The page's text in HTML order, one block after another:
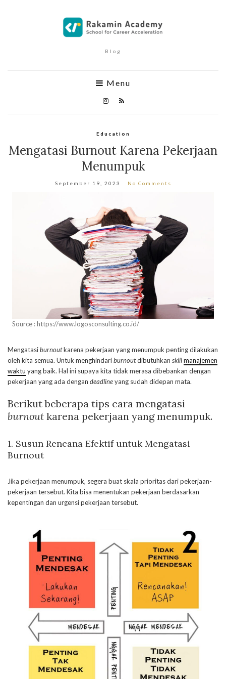
Blog
Menu
Education
Mengatasi Burnout Karena Pekerjaan
Menumpuk
September 19, 2023 No Comments
Source : https://www.logosconsulting.co.id/
Mengatasiburnoutkarena pekerjaan yang menumpuk penting dilakukan
oleh kita semua. Untuk menghindariburnoutdibutuhkan skillmanajemen
waktu yang baik. Hal ini supaya kita tidak merasa dibebankan dengan
pekerjaan yang ada dengan deadlineyang sudah didepan mata.
Berikut beberapa tips cara mengatasi
burnout karena pekerjaan yang menumpuk.
1. Susun Rencana Efektif untuk Mengatasi
Burnout
Jika pekerjaan menumpuk, segera buat skala prioritas dari pekerjaan-
pekerjaan tersebut. Kita bisa menentukan pekerjaan berdasarkan
kepentingan dan urgensi pekerjaan tersebut.